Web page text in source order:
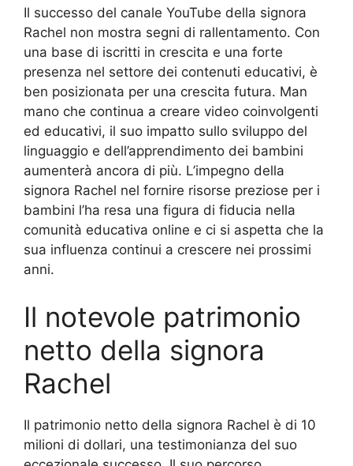
Il successo del canale YouTube della signora
Rachel non mostra segni di rallentamento. Con
una base di iscritti in crescita e una forte
presenza nel settore dei contenuti educativi, è
ben posizionata per una crescita futura. Man
mano che continua a creare video coinvolgenti
ed educativi, il suo impatto sullo sviluppo del
linguaggio e dell’apprendimento dei bambini
aumenterà ancora di più. L’impegno della
signora Rachel nel fornire risorse preziose per i
bambini l’ha resa una figura di fiducia nella
comunità educativa online e ci si aspetta che la
sua influenza continui a crescere nei prossimi
anni.
Il notevole patrimonio
netto della signora
Rachel
Il patrimonio netto della signora Rachel è di 10
milioni di dollari, una testimonianza del suo